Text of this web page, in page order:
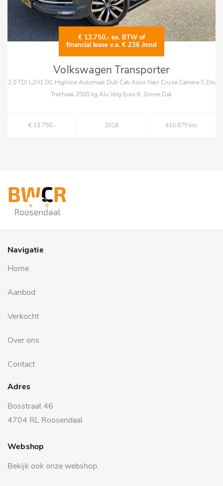
€ 13.750,- ex. BTW of
financial lease v.a. € 236 /mnd
Volkswagen Transporter
2.0 TDI L2H1 DC Highline Automaat Dub Cab Airco Navi Cruise Camera 5 Zits
Trekhaak 2500 kg Alu Velg Euro 6 ,Zonne Dak
€ 13.750,- 2018 410.875 km
Navigatie
Home
Aanbod
Verkocht
Over ons
Contact
Adres
Bosstraat 46
4704 RL Roosendaal
Webshop
Bekijk ook onze webshop